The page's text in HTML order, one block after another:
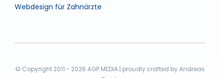
Webdesign für Zahnärzte
© Copyright 2011 - 2026 AGP MEDIA | proudly crafted by Andreas